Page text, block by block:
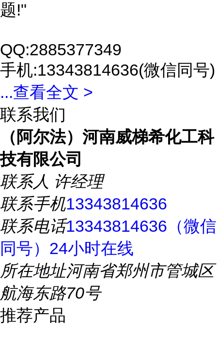
题!"
QQ:2885377349
手机:13343814636(微信同号)
...查看全文 >
联系我们
（阿尔法）河南威梯希化工科
技有限公司
联系人 许经理
联系手机13343814636
联系电话13343814636（微信
同号）24小时在线
所在地址河南省郑州市管城区
航海东路70号
推荐产品